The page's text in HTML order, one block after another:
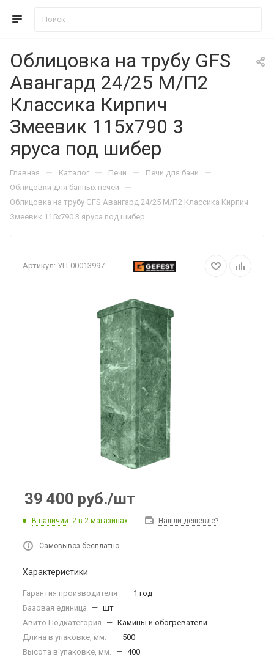
Облицовка на трубу GFS
Авангард 24/25 М/П2
Классика Кирпич
Змеевик 115х790 3
яруса под шибер
Главная — Каталог — Печи — Печи для бани —
Облицовки для банных печей —
Облицовка на трубу GFS Авангард 24/25 М/П2 Классика Кирпич
Змеевик 115х790 3 яруса под шибер
Артикул: УП-00013997
39 400 руб./шт
В наличии: 2 в 2 магазинах Нашли дешевле?
Самовывоз бесплатно
Характеристики
Гарантия производителя — 1 год
Базовая единица
— шт
Авито Подкатегория
— Камины и обогреватели
Длина в упаковке, мм.
— 500
Высота в упаковке, мм.
— 400